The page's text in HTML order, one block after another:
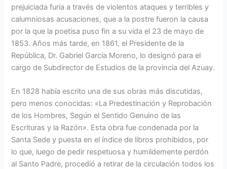
prejuiciada furia a través de violentos ataques y terribles y
calumniosas acusaciones, que a la postre fueron la causa
por la que la poetisa puso fin a su vida el 23 de mayo de
1853. Años más tarde, en 1861, el Presidente de la
República, Dr. Gabriel García Moreno, lo designó para el
cargo de Subdirector de Estudios de la provincia del Azuay.
En 1828 había escrito una de sus obras más discutidas,
pero menos conocidas: «La Predestinación y Reprobación
de los Hombres, Según el Sentido Genuino de las
Escrituras y la Razón». Esta obra fue condenada por la
Santa Sede y puesta en el índice de libros prohibidos, por
lo que, luego de pedir respetuosa y humildemente perdón
al Santo Padre, procedió a retirar de la circulación todos los